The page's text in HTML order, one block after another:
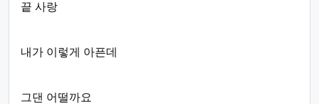
끝 사랑
내가 이렇게 아픈데
그댄 어떨까요